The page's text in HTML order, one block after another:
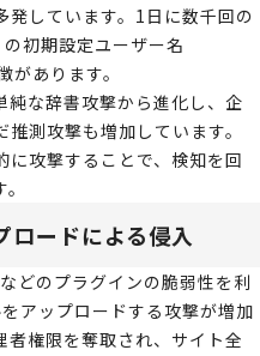
発しています。1日に数千回の
初期設定ユーザー名
あります。
純な辞書攻撃から進化し、企
測攻撃も増加しています。
に攻撃することで、検知を回
ロードによる侵入
のプラグインの脆弱性を利
アップロードする攻撃が増加
者権限を奪取され、サイト全